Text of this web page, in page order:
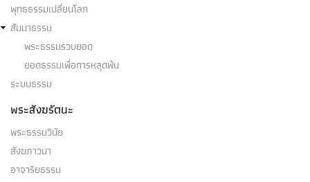
พุทธธรรมเปลี่ยนโลก
สัมมาธรรม
พระธรรมรวบยอด
ยอดธรรมเพื่อการหลุดพ้น
ระบบธรรม
พระสังฆรัตนะ
พระธรรมวินัย
สังฆภาวนา
อาจาริยธรรม